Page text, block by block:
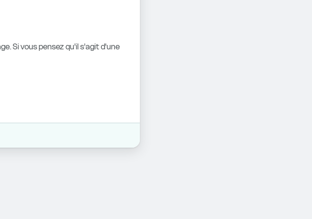
Si vous pensez qu'il s'agit d'une